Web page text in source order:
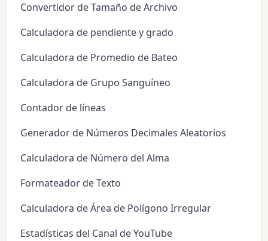
Convertidor de Tamaño de Archivo
Calculadora de pendiente y grado
Calculadora de Promedio de Bateo
Calculadora de Grupo Sanguíneo
Contador de líneas
Generador de Números Decimales Aleatorios
Calculadora de Número del Alma
Formateador de Texto
Calculadora de Área de Polígono Irregular
Estadísticas del Canal de YouTube